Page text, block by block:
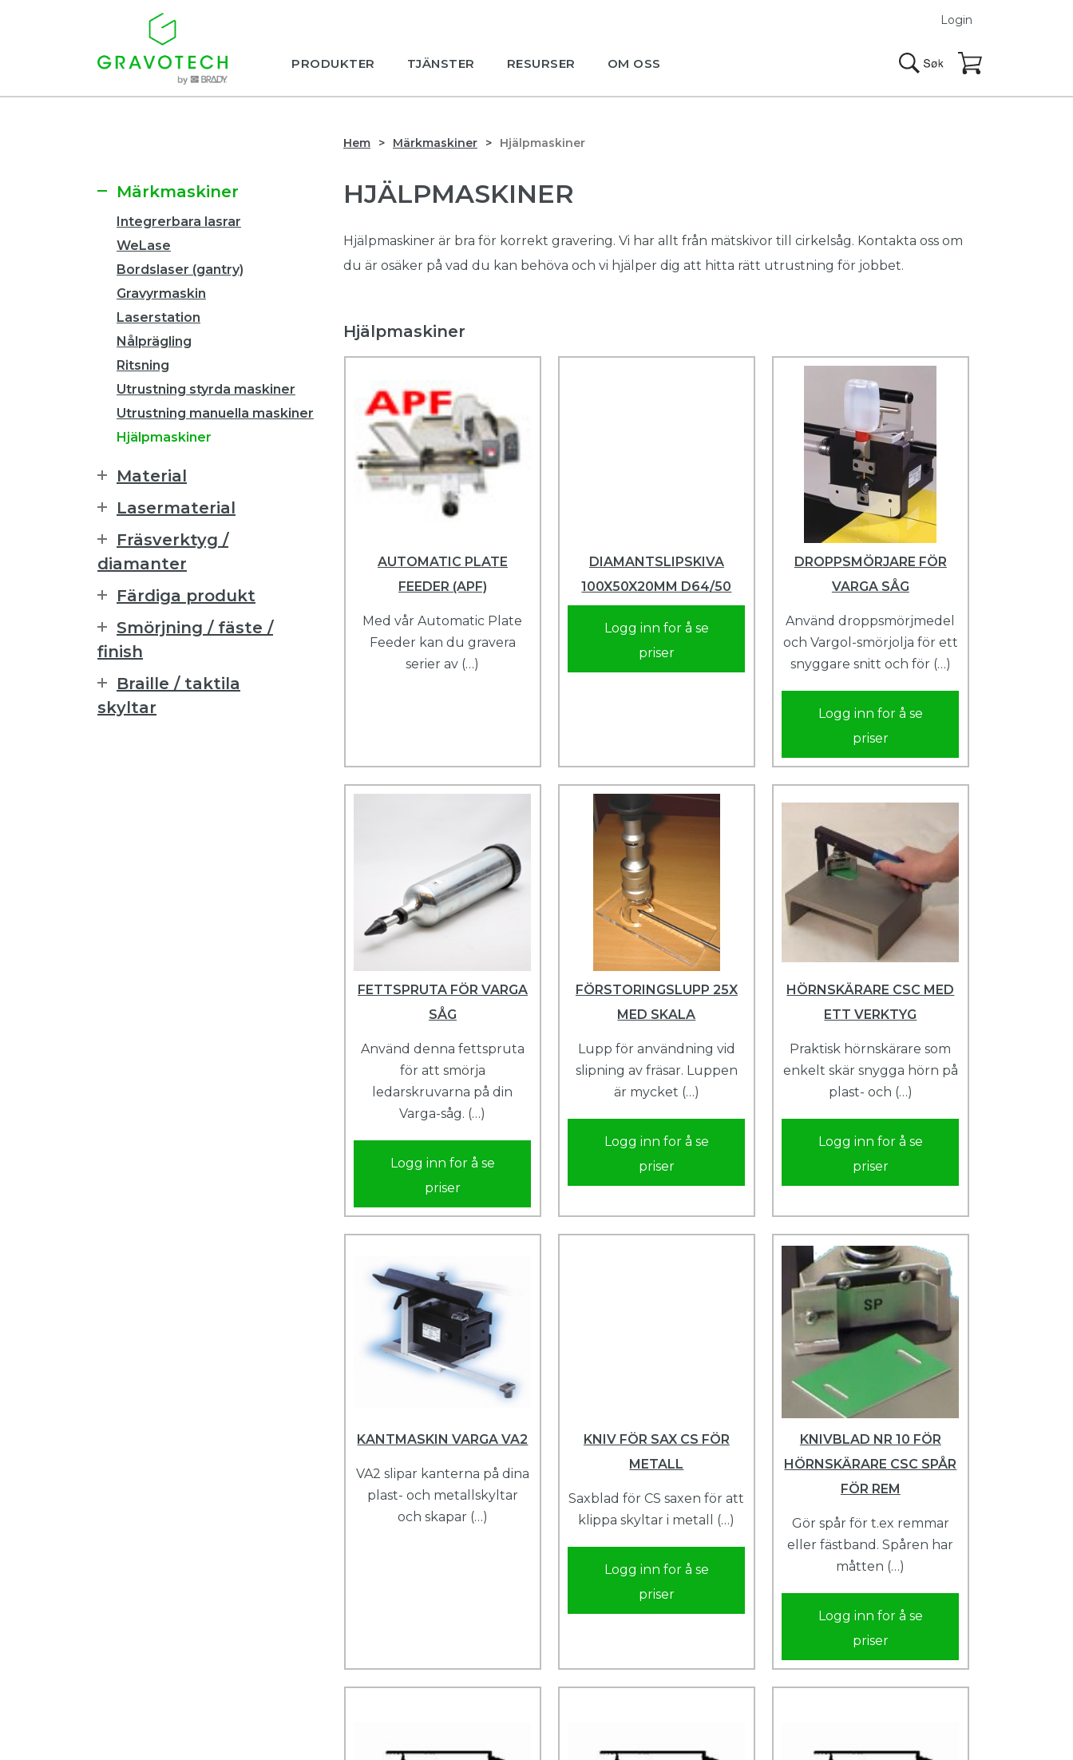
PRODUKTER TJÄNSTER RESURSER OM OSS
Login
Hem Märkmaskiner Hjälpmaskiner
HJÄLPMASKINER
Hjälpmaskiner är bra för korrekt gravering. Vi har allt från mätskivor till cirkelsåg. Kontakta oss om
du är osäker på vad du kan behöva och vi hjälper dig att hitta rätt utrustning för jobbet.
Hjälpmaskiner
AUTOMATIC PLATE
FEEDER (APF)
Med vår Automatic Plate
Feeder kan du gravera
serier av (…)
DIAMANTSLIPSKIVA
100X50X20MM D64/50
Logg inn for å se
priser
DROPPSMÖRJARE FÖR
VARGA SÅG
Använd droppsmörjmedel
och Vargol-smörjolja för ett
snyggare snitt och för (…)
Logg inn for å se
priser
FETTSPRUTA FÖR VARGA
SÅG
Använd denna fettspruta
för att smörja
ledarskruvarna på din
Varga-såg. (…)
Logg inn for å se
priser
FÖRSTORINGSLUPP 25X
MED SKALA
Lupp för användning vid
slipning av fräsar. Luppen
är mycket (…)
Logg inn for å se
priser
HÖRNSKÄRARE CSC MED
ETT VERKTYG
Praktisk hörnskärare som
enkelt skär snygga hörn på
plast- och (…)
Logg inn for å se
priser
KANTMASKIN VARGA VA2
VA2 slipar kanterna på dina
plast- och metallskyltar
och skapar (…)
KNIV FÖR SAX CS FÖR
METALL
Saxblad för CS saxen för att
klippa skyltar i metall (…)
Logg inn for å se
priser
KNIVBLAD NR 10 FÖR
HÖRNSKÄRARE CSC SPÅR
FÖR REM
Gör spår för t.ex remmar
eller fästband. Spåren har
måtten (…)
Logg inn for å se
priser
Märkmaskiner
Integrerbara lasrar
WeLase
Bordslaser (gantry)
Gravyrmaskin
Laserstation
Nålprägling
Ritsning
Utrustning styrda maskiner
Utrustning manuella maskiner
Hjälpmaskiner
Material
Lasermaterial
Fräsverktyg /
diamanter
Färdiga produkt
Smörjning / fäste /
finish
Braille / taktila
skyltar